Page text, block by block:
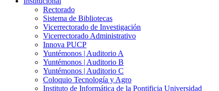
Rectorado
Sistema de Bibliotecas
Vicerrectorado de Investigación
Vicerrectorado Administrativo
Innova PUCP
Yuntémonos | Auditorio A
Yuntémonos | Auditorio B
Yuntémonos | Auditorio C
Coloquio Tecnología y Agro
Instituto de Informática de la Pontificia Universidad